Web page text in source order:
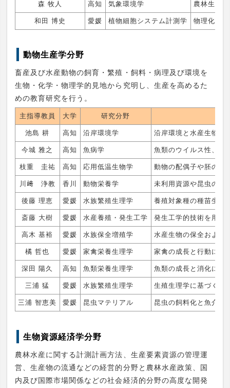
森 牧人 高知 気象環境学 農林生態
和田 博史 愛媛 植物細胞システム計測学 物理化学
動物生産学分野
畜産及び水産動物の飼育・繁殖・飼料・病理及び環境を
生物・化学・物理学的見地から究明し、生産を高めるた
めの教育研究を行う。
主指導教員 大学 研究分野
池島 耕 高知 沿岸環境学 沿岸環境と水産生物の
今城 雅之 高知 魚病学 魚類のウイルス性、細
枝重 圭祐 高知 応用低温生物学 動物の配偶子や胚の低
川﨑 浄教 香川 動物栄養学 未利用資源や昆虫の飼
後藤 理恵 愛媛 水族繁殖生理学 養殖対象種の種苗生産
斎藤 大樹 愛媛 水産養殖・発生工学 発生工学的技術を用い
高木 基裕 愛媛 水族保全増殖学 水産生物の保全および
橘 哲也 愛媛 家禽栄養生理学 家禽の成長と行動に関
深田 陽久 高知 魚類栄養生理学 魚類の成長と消化に関
三浦 猛 愛媛 水族繁殖生理学 生殖生理学に基づく新
三浦 智恵美 愛媛 昆虫マテリアル 昆虫の飼料化と魚介類
生物資源経済学分野
農林水産に関する計測計画方法、生産要素資源の管理運
営、生産物の流通などの経営的分野と農林水産政策、国
内及び国際市場関係などの社会経済的分野の高度な開発